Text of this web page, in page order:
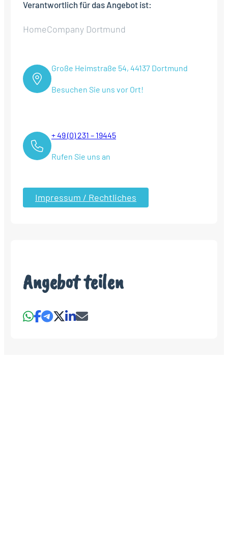
Verantwortlich für das Angebot ist:
HomeCompany Dortmund
Große Heimstraße 54, 44137 Dortmund
Besuchen Sie uns vor Ort!
+ 49 (0) 231 – 19445
Rufen Sie uns an
Impressum / Rechtliches
Angebot teilen